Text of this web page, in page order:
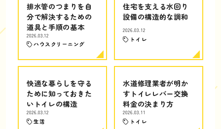
排水管のつまりを自
分で解決するための
道具と手順の基本
2026.03.12
ハウスクリーニング
住宅を支える水回り
設備の構造的な調和
2026.03.12
トイレ
快適な暮らしを守る
ために知っておきた
いトイレの構造
2026.03.12
生活
水道修理業者が明か
すトイレレバー交換
料金の決まり方
2026.03.11
トイレ